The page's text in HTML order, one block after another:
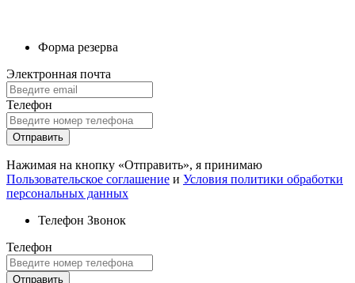
Форма резерва
Электронная почта
Телефон
Отправить
Нажимая на кнопку «Отправить», я принимаю
Пользовательское соглашение и Условия политики обработки
персональных данных
Телефон Звонок
Телефон
Отправить